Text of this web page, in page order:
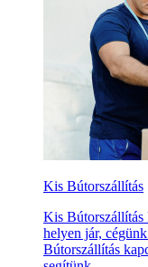
Kis Bútorszállítás
Kis Bútorszállítás
helyen jár,
Bútorszállítás